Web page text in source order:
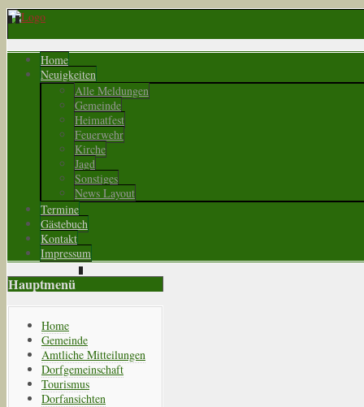
Home
Neuigkeiten
Alle Meldungen
Gemeinde
Heimatfest
Feuerwehr
Kirche
Jagd
Sonstiges
News Layout
Termine
Gästebuch
Kontakt
Impressum
Hauptmenü
Home
Gemeinde
Amtliche Mitteilungen
Dorfgemeinschaft
Tourismus
Dorfansichten